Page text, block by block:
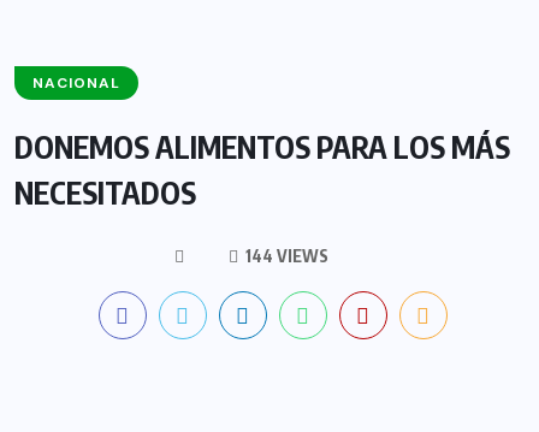
NACIONAL
DONEMOS ALIMENTOS PARA LOS MÁS
NECESITADOS
144 VIEWS